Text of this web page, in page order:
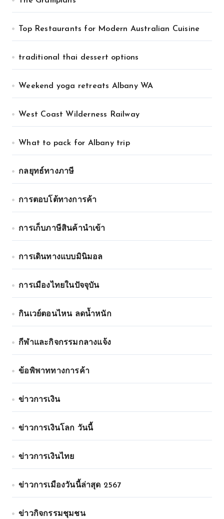
Top Restaurants for Modern Australian Cuisine
traditional thai dessert options
Weekend yoga retreats Albany WA
West Coast Wilderness Railway
What to pack for Albany trip
กลยุทธ์ทางภาษี
การตอบโต้ทางการค้า
การเก็บภาษีสินค้านำเข้า
การเดินทางแบบมินิมอล
การเมืองไทยในปัจจุบัน
กินเวย์ตอนไหน ลดน้ำหนัก
กีฬาและกิจกรรมกลางแจ้ง
ข้อพิพาททางการค้า
ข่าวการเงิน
ข่าวการเงินโลก วันนี้
ข่าวการเงินไทย
ข่าวการเมืองวันนี้ล่าสุด 2567
ข่าวกิจกรรมชุมชน